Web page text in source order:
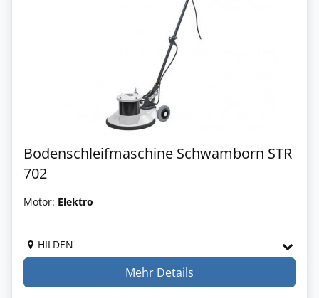
Bodenschleifmaschine Schwamborn STR
702
Motor: Elektro
HILDEN
Mehr Details